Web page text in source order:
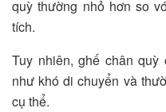
quỳ thường nhỏ hơn so
tích.
Tuy nhiên, ghế chân
như khó di chuyển và
cụ thể.